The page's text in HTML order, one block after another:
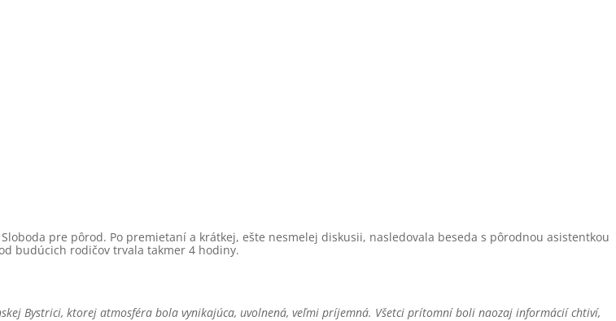
pre pôrod. Po premietaní a krátkej, ešte nesmelej diskusii, nasledovala beseda s pôrodnou asistentkou
budúcich rodičov trvala takmer 4 hodiny.
Bystrici, ktorej atmosféra bola vynikajúca, uvolnená, veľmi príjemná. Všetci prítomní boli naozaj informácií chtiví,